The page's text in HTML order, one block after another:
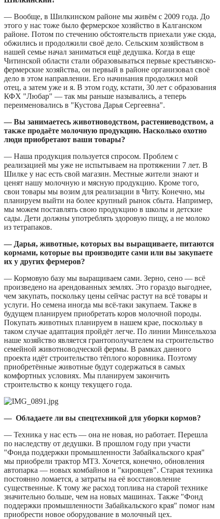
— Вообще, в Шилкинском районе мы живём с 2009 года. До
этого у нас тоже было фермерское хозяйство в Калганском
районе. Потом по стечению обстоятельств приехали уже сюда,
обжились и продолжили своё дело. Сельским хозяйством в
нашей семье начал заниматься ещё дедушка. Когда в еще
Читинской области стали образовываться первые крестьянско-
фермерские хозяйства, он первый в районе организовал своё
дело в этом направлении. Его начинания продолжил мой
отец, а затем уже и я. В этом году, кстати, 30 лет с образования
КФХ "Любар" — так мы раньше назывались, а теперь
переименовались в "Кустова Дарья Сергеевна".
— Вы занимаетесь животноводством, растениеводством, а
также продаёте молочную продукцию. Насколько охотно
люди приобретают ваши товары?
— Наша продукция пользуется спросом. Проблем с
реализацией мы уже не испытываем на протяжении 7 лет. В
Шилке у нас есть свой магазин. Местные жители знают и
ценят нашу молочную и мясную продукцию. Кроме того,
свои товары мы возим для реализации в Читу. Конечно, мы
планируем выйти на более крупный рынок сбыта. Например,
мы можем поставлять свою продукцию в школы и детские
сады. Дети должны употреблять здоровую пищу, а не молоко
из тетрапаков.
— Дарья, животные, которых вы выращиваете, питаются
кормами, которые вы производите сами или вы закупаете
их у других фермеров?
— Кормовую базу мы выращиваем сами. Зерно, сено — всё
произведено на арендованных землях. Это гораздо выгоднее,
чем закупать, поскольку цены сейчас растут на всё товары и
услуги. Но семена иногда мы всё-таки закупаем. Также в
будущем планируем приобретать коров молочной породы.
Покупать животных планируем в нашем крае, поскольку в
таком случае адаптация пройдёт легче. По линии Минсельхоза
наше хозяйство является грантополучателем на строительство
семейной животноводческой фермы. В рамках данного
проекта идёт строительство тёплого коровника. Поэтому
приобретённые животные будут содержаться в самых
комфортных условиях. Мы планируем закончить
строительство к концу текущего года.
— Обладаете ли вы спецтехникой для уборки кормов?
— Техника у нас есть — она не новая, но работает. Перешла
по наследству от дедушки. В прошлом году при участи
"Фонда поддержки промышленности Забайкальского края"
мы приобрели трактор МТЗ. Хочется, конечно, обновления
автопарка — новых комбайнов и "кировцев". Старая техника
постоянно ломается, а затраты на её восстановление
существенные. К тому же расход топлива на старой технике
значительно больше, чем на новых машинах. Также "Фонд
поддержки промышленности Забайкальского края" помог нам
приобрести новое оборудование в молочный цех.